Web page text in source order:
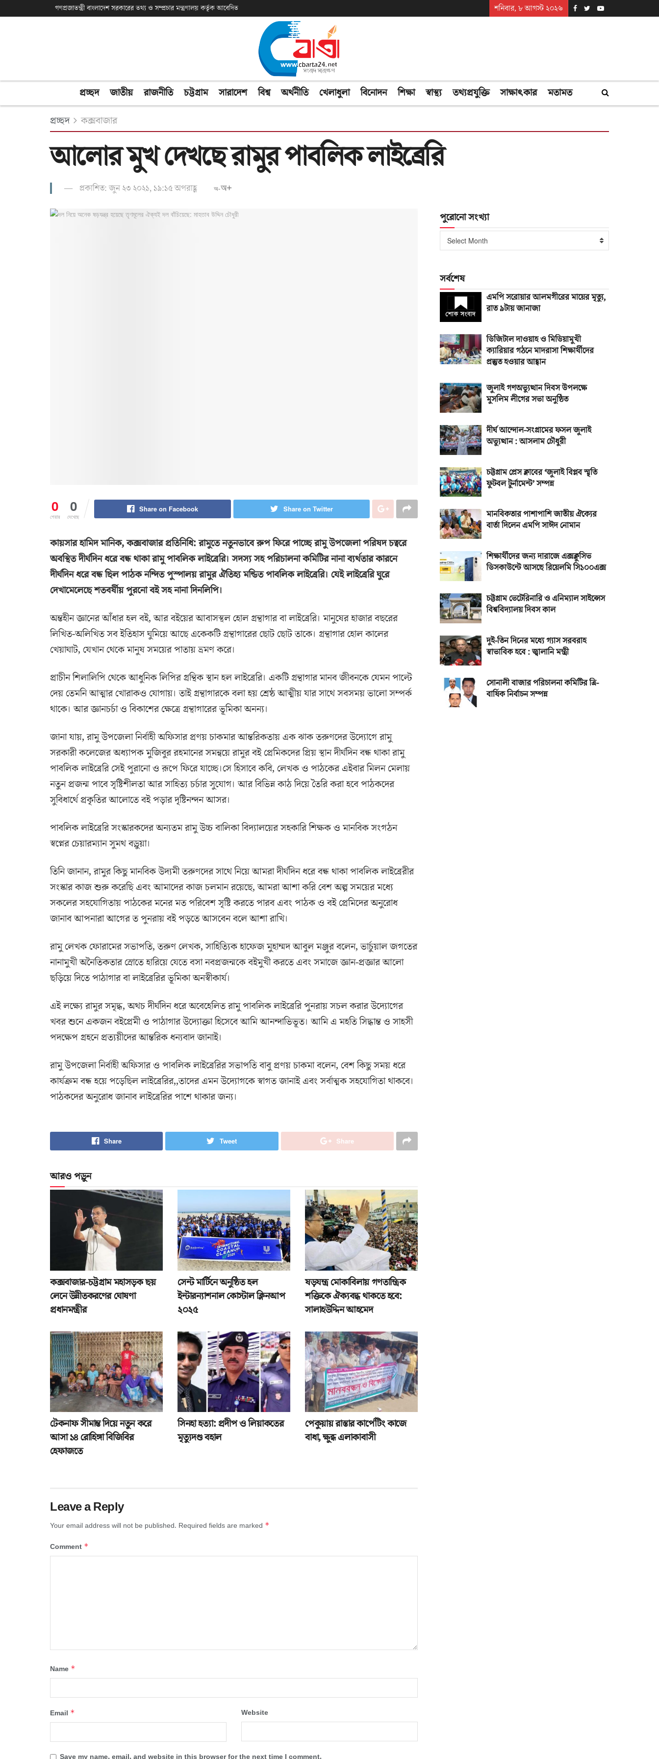
গণপ্রজাতন্ত্রী বাংলাদেশ সরকারের তথ্য ও সম্প্রচার মন্ত্রণালয় কর্তৃক আবেদিত শনিবার, ৮ আগস্ট ২০২৬
প্রচ্ছদ জাতীয় রাজনীতি চট্টগ্রাম সারাদেশ বিশ্ব অর্থনীতি খেলাধুলা বিনোদন শিক্ষা স্বাস্থ্য তথ্যপ্রযুক্তি সাক্ষাৎকার মতামত
প্রচ্ছদ কক্সবাজার
আলোর মুখ দেখছে রামুর পাবলিক লাইব্রেরি
প্রকাশিত: জুন ২৩ ২০২১, ১৯:১৫ অপরাহ্ণ অ-অ+
0
শেয়ার
0
দেখেছে
Share on Facebook Share on Twitter
কায়সার হামিদ মানিক, কক্সবাজার প্রতিনিধি: রামুতে নতুনভাবে রুপ ফিরে পাচ্ছে রামু উপজেলা পরিষদ চত্বরে
অবস্থিত দীর্ঘদিন ধরে বন্ধ থাকা রামু পাবলিক লাইব্রেরি। সদস্য সহ পরিচালনা কমিটির নানা ব্যর্থতার কারনে
দীর্ঘদিন ধরে বন্ধ ছিল পাঠক নন্দিত পুস্পালয় রামুর ঐতিহ্য মন্ডিত পাবলিক লাইব্রেরি। যেই লাইব্রেরি ঘুরে
দেখামেলেছে শতবর্ষীয় পুরনো বই সহ নানা দিনলিপি।
অন্তহীন জ্ঞানের আঁধার হল বই, আর বইয়ের আবাসস্থল হোল গ্রন্থাগার বা লাইব্রেরি। মানুষের হাজার বছরের
লিখিত-অলিখিত সব ইতিহাস ঘুমিয়ে আছে একেকটি গ্রন্থাগারের ছোট ছোট তাকে। গ্রন্থাগার হোল কালের
খেয়াঘাট, যেখান থেকে মানুষ সময়ের পাতায় ভ্রমণ করে।
প্রাচীন শিলালিপি থেকে আধুনিক লিপির গ্রন্থিক স্থান হল লাইব্রেরি। একটি গ্রন্থাগার মানব জীবনকে যেমন পাল্টে
দেয় তেমনি আত্মার খোরাকও যোগায়। তাই গ্রন্থাগারকে বলা হয় শ্রেষ্ঠ আত্মীয় যার সাথে সবসময় ভালো সম্পর্ক
থাকে। আর জ্ঞানচর্চা ও বিকাশের ক্ষেত্রে গ্রন্থাগারের ভূমিকা অনন্য।
জানা যায়, রামু উপজেলা নির্বাহী অফিসার প্রণয় চাকমার আন্তরিকতায় এক ঝাক তরুণদের উদ্যােগে রামু
সরকারী কলেজের অধ্যাপক মুজিবুর রহমানের সমন্বয়ে রামুর বই প্রেমিকদের প্রিয় স্থান দীর্ঘদিন বন্ধ থাকা রামু
পাবলিক লাইব্রেরি সেই পুরানো ও রূপে ফিরে যাচ্ছে।সে হিসাবে কবি, লেখক ও পাঠকের এইবার মিলন মেলায়
নতুন প্রজন্ম পাবে সৃষ্টিশীলতা আর সাহিত্য চর্চার সুযোগ। আর বিভিন্ন কাঠ দিয়ে তৈরি করা হবে পাঠকদের
সুবিধার্থে প্রকৃতির আলোতে বই পড়ার দৃষ্টিনন্দন আসর।
পাবলিক লাইব্রেরি সংস্কারকদের অন্যতম রামু উচ্চ বালিকা বিদ্যালয়ের সহকারি শিক্ষক ও মানবিক সংগঠন
স্বপ্নের চেয়ারম্যান সুমথ বড়ুয়া।
তিনি জানান, রামুর কিছু মানবিক উদ্যমী তরুণদের সাথে নিয়ে আমরা দীর্ঘদিন ধরে বন্ধ থাকা পাবলিক লাইব্রেরীর
সংস্কার কাজ শুরু করেছি এবং আমাদের কাজ চলমান রয়েছে, আমরা আশা করি বেশ অল্প সময়ের মধ্যে
সকলের সহযোগিতায় পাঠকের মনের মত পরিবেশ সৃষ্টি করতে পারব এবং পাঠক ও বই প্রেমিদের অনুরোধ
জানাব আপনারা আগের ত পুনরায় বই পড়তে আসবেন বলে আশা রাখি।
রামু লেখক ফোরামের সভাপতি, তরুণ লেখক, সাহিত্যিক হাফেজ মুহাম্মদ আবুল মঞ্জুর বলেন, ভার্চুয়াল জগতের
নানামুখী অনৈতিকতার স্রোতে হারিয়ে যেতে বসা নবপ্রজন্মকে বইমুখী করতে এবং সমাজে জ্ঞান-প্রজ্ঞার আলো
ছড়িয়ে দিতে পাঠাগার বা লাইব্রেরির ভূমিকা অনস্বীকার্য।
এই লক্ষ্যে রামুর সমৃদ্ধ, অথচ দীর্ঘদিন ধরে অবেহেলিত রামু পাবলিক লাইব্রেরি পুনরায় সচল করার উদ্যোগের
খবর শুনে একজন বইপ্রেমী ও পাঠাগার উদ্যোক্তা হিসেবে আমি আনন্দাভিভূত। আমি এ মহতি সিদ্ধান্ত ও সাহসী
পদক্ষেপ গ্রহনে প্রত্যয়ীদের আন্তরিক ধন্যবাদ জানাই।
রামু উপজেলা নির্বাহী অফিসার ও পাবলিক লাইব্রেরির সভাপতি বাবু প্রণয় চাকমা বলেন, বেশ কিছু সময় ধরে
কার্যক্রম বন্ধ হয়ে পড়েছিল লাইব্রেরির,,তাদের এমন উদ্যোগকে স্বাগত জানাই এবং সর্বাত্মক সহযোগিতা থাকবে।
পাঠকদের অনুরোধ জানাব লাইব্রেরির পাশে থাকার জন্য।
Share Tweet Share
আরও পড়ুন
কক্সবাজার-চট্টগ্রাম মহাসড়ক ছয়
লেনে উন্নীতকরণের ঘোষণা
প্রধানমন্ত্রীর
সেন্ট মার্টিনে অনুষ্ঠিত হল
ইন্টারন্যাশনাল কোস্টাল ক্লিনআপ
২০২৫
ষড়যন্ত্র মোকাবিলায় গণতান্ত্রিক
শক্তিকে ঐক্যবদ্ধ থাকতে হবে:
সালাহউদ্দিন আহমেদ
টেকনাফ সীমান্ত দিয়ে নতুন করে
আসা ১৪ রোহিঙ্গা বিজিবির
হেফাজতে
সিনহা হত্যা: প্রদীপ ও লিয়াকতের
মৃত্যুদণ্ড বহাল
পেকুয়ায় রাস্তার কার্পেটিং কাজে
বাধা, ক্ষুব্ধ এলাকাবাসী
Leave a Reply
Your email address will not be published. Required fields are marked *
Comment *
Name *
Email * Website
পুরোনো সংখ্যা
পুরোনো
সংখ্যা
Select Month
সর্বশেষ
এমপি সরোয়ার আলমগীরের মায়ের মৃত্যু,
রাত ৯টায় জানাজা
ডিজিটাল দাওয়াহ ও মিডিয়ামুখী
ক্যারিয়ার গঠনে মাদরাসা শিক্ষার্থীদের
প্রস্তুত হওয়ার আহ্বান
জুলাই গণঅভ্যুত্থান দিবস উপলক্ষে
মুসলিম লীগের সভা অনুষ্ঠিত
দীর্ঘ আন্দোল-সংগ্রামের ফসল জুলাই
অভ্যুত্থান : আসলাম চৌধুরী
চট্টগ্রাম প্রেস ক্লাবের ‘জুলাই বিপ্লব স্মৃতি
ফুটবল টুর্নামেন্ট’ সম্পন্ন
মানবিকতার পাশাপাশি জাতীয় ঐক্যের
বার্তা দিলেন এমপি সাঈদ নোমান
শিক্ষার্থীদের জন্য দারাজে এক্সক্লুসিভ
ডিসকাউন্টে আসছে রিয়েলমি সি১০০এক্স
চট্টগ্রাম ভেটেরিনারি ও এনিম্যাল সাইন্সেস
বিশ্ববিদ্যালয় দিবস কাল
দুই-তিন দিনের মধ্যে গ্যাস সরবরাহ
স্বাভাবিক হবে : জ্বালানি মন্ত্রী
সোনালী বাজার পরিচালনা কমিটির ত্রি-
বার্ষিক নির্বাচন সম্পন্ন